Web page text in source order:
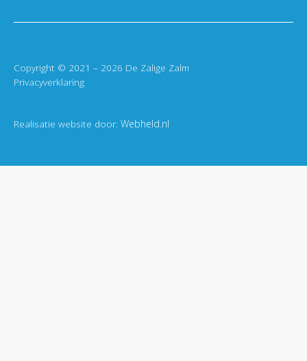
Copyright © 2021 – 2026 De Zalige Zalm
Privacyverklaring
Realisatie website door: Webheld.nl